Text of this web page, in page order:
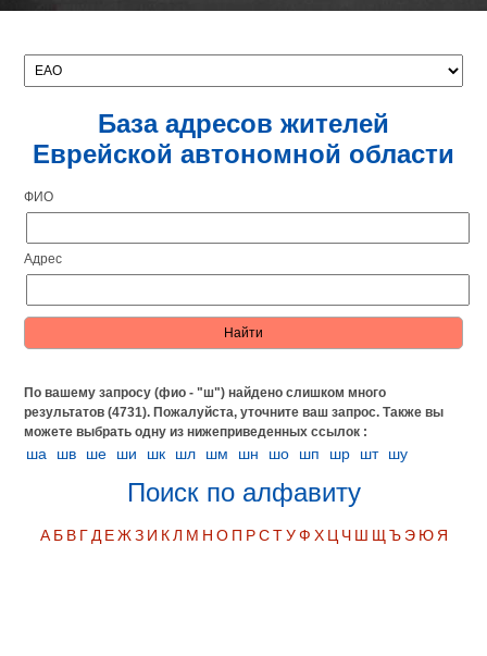
База адресов жителей
Еврейской автономной области
ФИО
Адрес
По вашему запросу (фио - "ш") найдено слишком много
результатов (4731). Пожалуйста, уточните ваш запрос.Также вы
можете выбрать одну из нижеприведенных ссылок :
ша шв ше ши шк шл шм шн шо шп шр шт шу
Поиск по алфавиту
А Б В Г Д Е Ж З И К Л М Н О П Р С Т У Ф Х Ц Ч Ш Щ Ъ Э Ю Я